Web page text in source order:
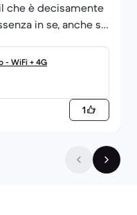
che è decisamente
in se, anche se
se c'è o meno, e
è arrivata, alla
inaccettabile!
- WiFi + 4G
1